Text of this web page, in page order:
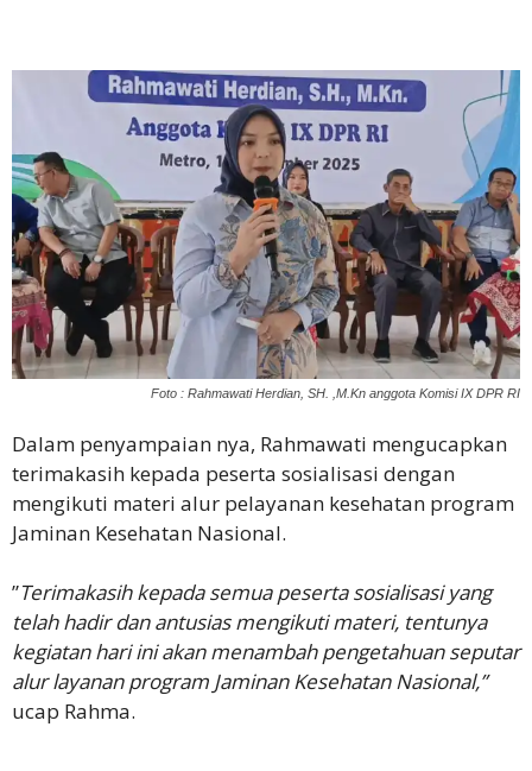
Foto : ‎Rahmawati Herdian, SH. ,M.Kn anggota Komisi IX DPR RI
‎Dalam penyampaian nya, Rahmawati mengucapkan
terimakasih kepada peserta sosialisasi dengan
mengikuti materi alur pelayanan kesehatan program
Jaminan Kesehatan Nasional.
‎”Terimakasih kepada semua peserta sosialisasi yang
telah hadir dan antusias mengikuti materi, tentunya
kegiatan hari ini akan menambah pengetahuan seputar
alur layanan program Jaminan Kesehatan Nasional,”
ucap Rahma.